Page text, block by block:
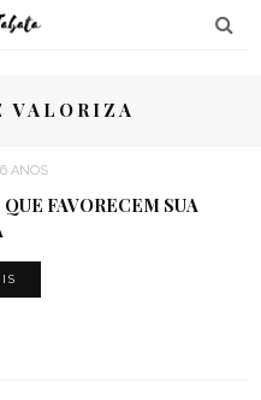
VALORIZA
ANOS
FAVORECEM SUA